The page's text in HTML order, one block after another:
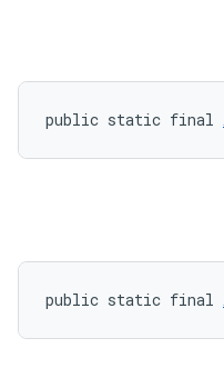
public static final
public static final